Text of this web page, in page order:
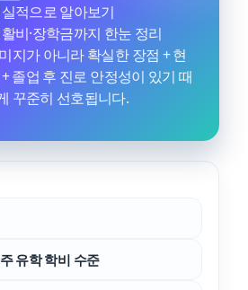
적으로 알아보기
비·장학금까지 한눈 정리
지가 아니라 확실한 장점 + 현
졸업 후 진로 안정성이 있기 때
꾸준히 선호됩니다.
유학 학비 수준